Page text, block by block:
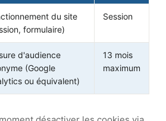
du site
formulaire)
Session
d'audience
(Google
ou équivalent)
13 mois
maximum